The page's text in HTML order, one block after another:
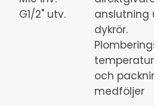
G1/2" utv.
anslutning
dykrör.
och
medföljer